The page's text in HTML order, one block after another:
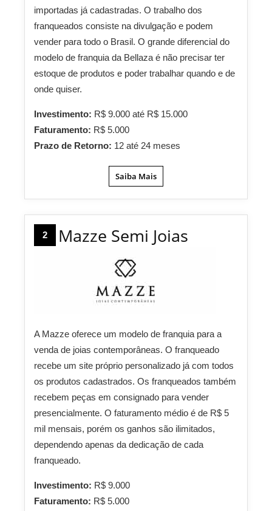
importadas já cadastradas. O trabalho dos
franqueados consiste na divulgação e podem
vender para todo o Brasil. O grande diferencial do
modelo de franquia da Bellaza é não precisar ter
estoque de produtos e poder trabalhar quando e de
onde quiser.
Investimento: R$ 9.000 até R$ 15.000
Faturamento: R$ 5.000
Prazo de Retorno: 12 até 24 meses
Saiba Mais
2 Mazze Semi Joias
A Mazze oferece um modelo de franquia para a
venda de joias contemporâneas. O franqueado
recebe um site próprio personalizado já com todos
os produtos cadastrados. Os franqueados também
recebem peças em consignado para vender
presencialmente. O faturamento médio é de R$ 5
mil mensais, porém os ganhos são ilimitados,
dependendo apenas da dedicação de cada
franqueado.
Investimento: R$ 9.000
Faturamento: R$ 5.000